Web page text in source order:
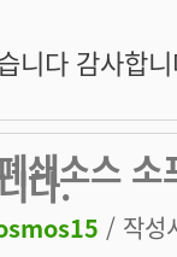
니다 감사합
쇄소스 소
다.
/ 작성